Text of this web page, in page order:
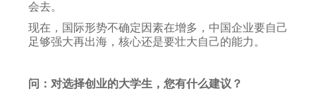
会去。
现在，国际形势不确定因素在增多，中国企业要自己
足够强大再出海，核心还是要壮大自己的能力。
问：对选择创业的大学生，您有什么建议？